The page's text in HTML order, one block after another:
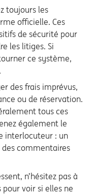
toujours les
officielle. Ces
de sécurité pour
les litiges. Si
ce système,
des frais imprévus,
ou de réservation.
tous ces
également le
interlocuteur : un
commentaires
n’hésitez pas à
voir si elles ne